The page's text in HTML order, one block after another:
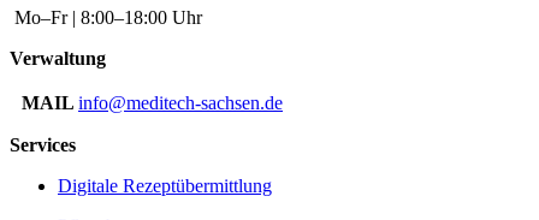
Mo–Fr | 8:00–18:00 Uhr
Verwaltung
MAIL info@meditech-sachsen.de
Services
Digitale Rezeptübermittlung